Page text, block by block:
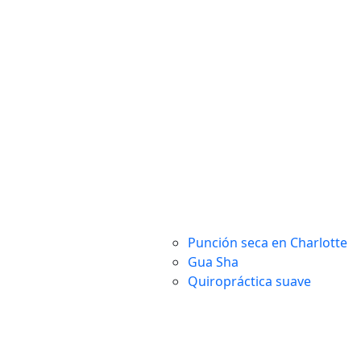
Punción seca en Charlotte
Gua Sha
Quiropráctica suave